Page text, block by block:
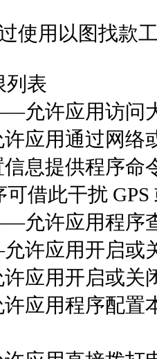
使用以图找款
列表
允许应用访问
应用通过网络
信息提供程序
借此干扰
允许应用程序
许应用开启或
应用开启或关
应用程序配置